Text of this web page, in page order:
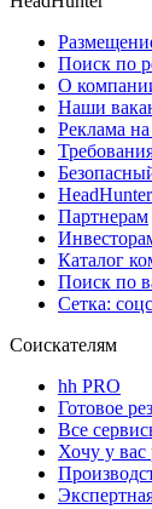
Поиск по
О
Наши
Реклама на
Партнерам
Каталог
Поиск по
Сетка:
Соискателям
hh PRO
Готовое
Все
Хочу у вас